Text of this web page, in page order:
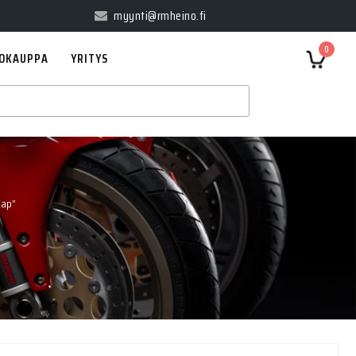
myynti@rmheino.fi
0
YRITYS